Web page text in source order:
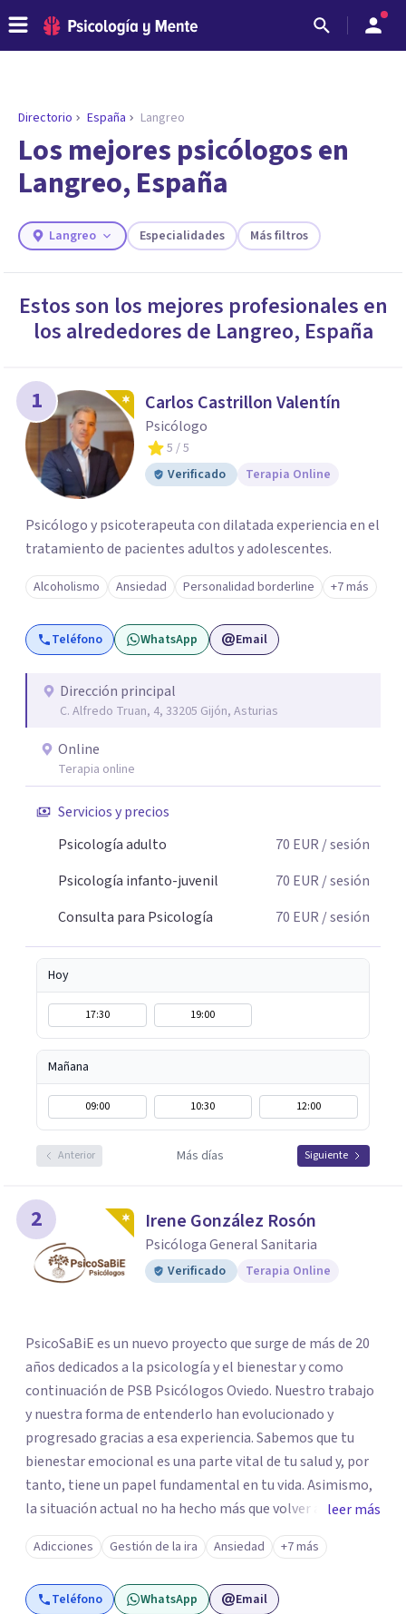
ENCONTRAR MI TERAPEUTA
¿Necesitas ayuda para encontrar el
psicólogo adecuado?
Responde a unas breves preguntas y te ofreceremos
necesidades.
Directorio España Langreo
Los mejores psicólogos en
Langreo, España
Langreo Especialidades Más filtros
Estos son los mejores profesionales en
los alrededores de Langreo, España
1 Carlos Castrillon Valentín
Psicólogo
5 / 5
Verificado
Terapia Online
Psicólogo y psicoterapeuta con dilatada experiencia en el
tratamiento de pacientes adultos y adolescentes.
Alcoholismo Ansiedad Personalidad borderline +7 más
Teléfono WhatsApp Email
Dirección principal
C. Alfredo Truan, 4, 33205 Gijón, Asturias
Online
Terapia online
Servicios y precios
Psicología adulto
70 EUR / sesión
Psicología infanto-juvenil
70 EUR / sesión
Consulta para Psicología
70 EUR / sesión
Hoy
17:30 19:00
Mañana
09:00 10:30 12:00
Anterior Más días Siguiente
2 Irene González Rosón
Psicóloga General Sanitaria
Verificado Terapia Online
PsicoSaBiE es un nuevo proyecto que surge de más de 20
años dedicados a la psicología y el bienestar y como
continuación de PSB Psicólogos Oviedo. Nuestro trabajo
y nuestra forma de entenderlo han evolucionado y
progresado gracias a esa experiencia. Sabemos que tu
bienestar emocional es una parte vital de tu salud y, por
tanto, tiene un papel fundamental en tu vida. Asimismo,
la situación actual no ha hecho más que volver a
mostrarnos que, a pesar de ser el área de salud más
olvidada, la salud mental es esencial para tu bienestar. En
PsicoSaBiE entendemos que nuestro papel como
psicólogos es el de profesionales que pueden enseñarte
leer más
Adicciones Gestión de la ira Ansiedad +7 más
Teléfono WhatsApp Email